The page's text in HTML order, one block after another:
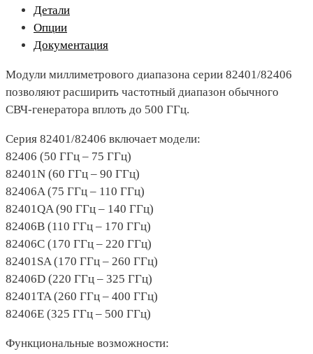
Детали
Опции
Документация
Модули миллиметрового диапазона серии 82401/82406
позволяют расширить частотный диапазон обычного
СВЧ-генератора вплоть до 500 ГГц.
Серия 82401/82406 включает модели:
82406 (50 ГГц – 75 ГГц)
82401N (60 ГГц – 90 ГГц)
82406A (75 ГГц – 110 ГГц)
82401QA (90 ГГц – 140 ГГц)
82406B (110 ГГц – 170 ГГц)
82406C (170 ГГц – 220 ГГц)
82401SA (170 ГГц – 260 ГГц)
82406D (220 ГГц – 325 ГГц)
82401TA (260 ГГц – 400 ГГц)
82406E (325 ГГц – 500 ГГц)
Функциональные возможности: